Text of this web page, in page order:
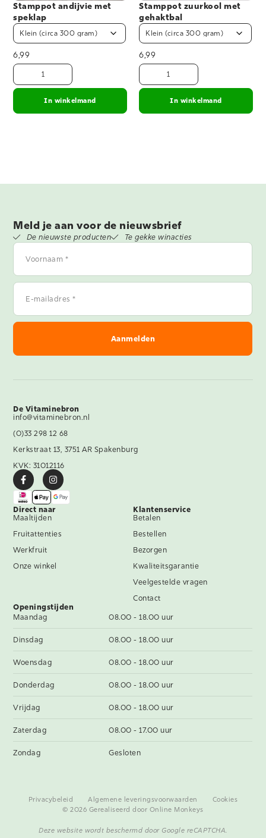
Stamppot andijvie met
speklap
6,99
In winkelmand
Stamppot zuurkool met
gehaktbal
6,99
In winkelmand
Meld je aan voor de nieuwsbrief
De nieuwste producten Te gekke winacties
Voornaam
E-
mailadres
De Vitaminebron
info@vitaminebron.nl
(0)33 298 12 68
Kerkstraat 13, 3751 AR Spakenburg
KVK: 31012116
Direct naar
Maaltijden
Fruitattenties
Werkfruit
Onze winkel
Klantenservice
Betalen
Bestellen
Bezorgen
Kwaliteitsgarantie
Veelgestelde vragen
Contact
Openingstijden
Maandag
08.00 - 18.00 uur
Dinsdag 08.00 - 18.00 uur
Woensdag 08.00 - 18.00 uur
Donderdag 08.00 - 18.00 uur
Vrijdag 08.00 - 18.00 uur
Zaterdag 08.00 - 17.00 uur
Zondag Gesloten
Privacybeleid Algemene leveringsvoorwaarden
Cookies
© 2026 Gerealiseerd door Online Monkeys
Deze website wordt beschermd door Google reCAPTCHA.